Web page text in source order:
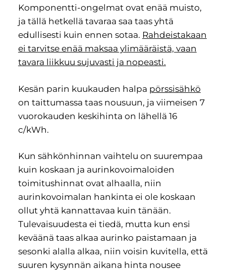
Komponentti-ongelmat ovat enää muisto,
ja tällä hetkellä tavaraa saa taas yhtä
edullisesti kuin ennen sotaa. Rahdeistakaan
ei tarvitse enää maksaa ylimääräistä, vaan
tavara liikkuu sujuvasti ja nopeasti.
Kesän parin kuukauden halpa pörssisähkö
on taittumassa taas nousuun, ja viimeisen 7
vuorokauden keskihinta on lähellä 16
c/kWh.
Kun sähkönhinnan vaihtelu on suurempaa
kuin koskaan ja aurinkovoimaloiden
toimitushinnat ovat alhaalla, niin
aurinkovoimalan hankinta ei ole koskaan
ollut yhtä kannattavaa kuin tänään.
Tulevaisuudesta ei tiedä, mutta kun ensi
keväänä taas alkaa aurinko paistamaan ja
sesonki alalla alkaa, niin voisin kuvitella, että
suuren kysynnän aikana hinta nousee